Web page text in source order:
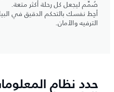
صُمِّم ليجعل كل رحلة أكثر متعة.
أحِط نفسك بالتحكم الدقيق في
الترفيه والأمان.
حدد نظام